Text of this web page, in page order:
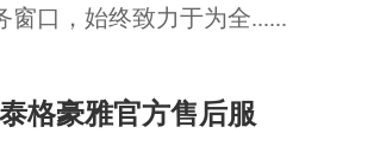
窗口，始终致力于为全......
格豪雅官方售后服